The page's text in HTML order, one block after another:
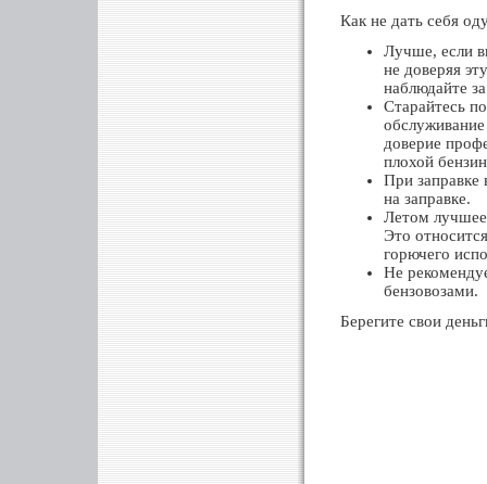
Как не дать себя
Лучше, если
не доверяя
наблюдайте
Старайтесь
доверие
плохой
При заправке
на заправке.
Летом лучшее
Это
горючего
Не
бензовозами.
Берегите свои